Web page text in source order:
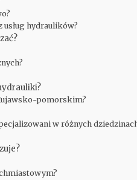
hydraulików?
pomorskim?
w różnych